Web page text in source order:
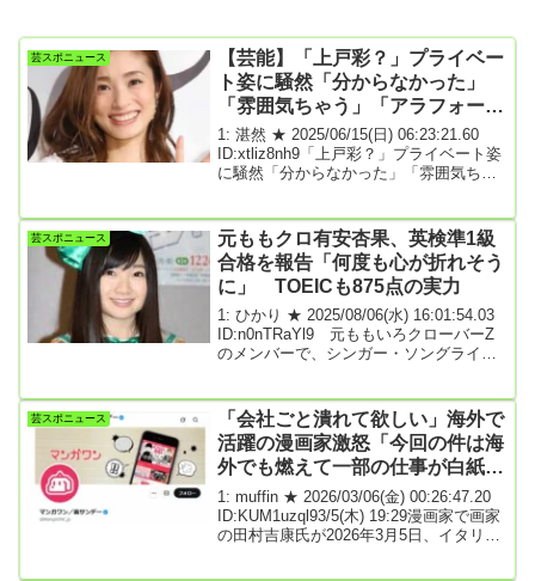
芸スポニュース
【芸能】「上戸彩？」プライベー
ト姿に騒然「分からなかった」
「雰囲気ちゃう」「アラフォーな
の」異色メンツの３ショット
1: 湛然 ★ 2025/06/15(日) 06:23:21.60
ID:xtliz8nh9「上戸彩？」プライベート姿
に騒然「分からなかった」「雰囲気ちゃ
ツ報知澤穂希さんのインスタグラム（＠
ｓａｗａｈｏｍａｒｅ＿１０）より上戸
彩女優・上戸彩のプライベート姿にフォ
ロワーはくぎ付けになった。女子サッカ
ー元日本代表「なでしこジャパン」で２
０１１年ドイツＷ杯優勝メンバーの澤穂
希さんが１４日までに自身のインスタグ
ラムを更新...
芸スポニュース
元ももクロ有安杏果、英検準1級
合格を報告「何度も心が折れそう
に」 TOEICも875点の実力
1: ひかり ★ 2025/08/06(水) 16:01:54.03
ID:n0nTRaYl9 元ももいろクローバーZ
のメンバーで、シンガー・ソングライタ
した!!」と報告した。有安は昨年、
TOEIC LR スコアで自己ベストの875点を
とったことを明かしていたが、この日の
投稿では「実は英語学習を始めた頃か
ら、TOEICと並行して英検の勉強も続け
てきました」と書き出し。「最後に受験
したのは中学2年生の時の英検3級。それ
か...
芸スポニュース
「会社ごと潰れて欲しい」海外で
活躍の漫画家激怒「今回の件は海
外でも燃えて一部の仕事が白紙…
大迷惑」「マンガワン」問題に言
及か
1: muffin ★ 2026/03/06(金) 00:26:47.20
ID:KUM1uzql93/5(木) 19:29漫画家で画家
の田村吉康氏が2026年3月5日、イタリア